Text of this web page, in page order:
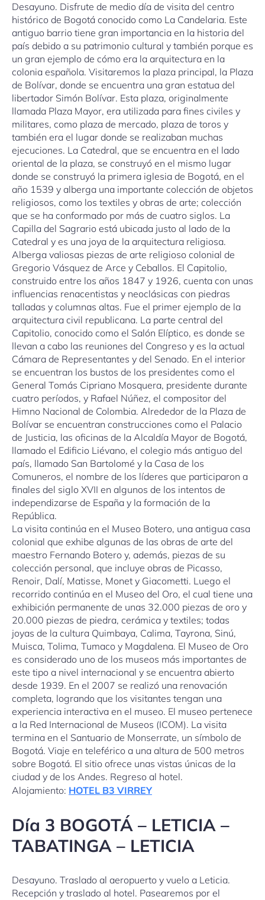
Desayuno. Disfrute de medio día de visita del centro
histórico de Bogotá conocido como La Candelaria. Este
antiguo barrio tiene gran importancia en la historia del
país debido a su patrimonio cultural y también porque es
un gran ejemplo de cómo era la arquitectura en la
colonia española. Visitaremos la plaza principal, la Plaza
de Bolívar, donde se encuentra una gran estatua del
libertador Simón Bolívar. Esta plaza, originalmente
llamada Plaza Mayor, era utilizada para fines civiles y
militares, como plaza de mercado, plaza de toros y
también era el lugar donde se realizaban muchas
ejecuciones. La Catedral, que se encuentra en el lado
oriental de la plaza, se construyó en el mismo lugar
donde se construyó la primera iglesia de Bogotá, en el
año 1539 y alberga una importante colección de objetos
religiosos, como los textiles y obras de arte; colección
que se ha conformado por más de cuatro siglos. La
Capilla del Sagrario está ubicada justo al lado de la
Catedral y es una joya de la arquitectura religiosa.
Alberga valiosas piezas de arte religioso colonial de
Gregorio Vásquez de Arce y Ceballos. El Capitolio,
construido entre los años 1847 y 1926, cuenta con unas
influencias renacentistas y neoclásicas con piedras
talladas y columnas altas. Fue el primer ejemplo de la
arquitectura civil republicana. La parte central del
Capitolio, conocido como el Salón Elíptico, es donde se
llevan a cabo las reuniones del Congreso y es la actual
Cámara de Representantes y del Senado. En el interior
se encuentran los bustos de los presidentes como el
General Tomás Cipriano Mosquera, presidente durante
cuatro períodos, y Rafael Núñez, el compositor del
Himno Nacional de Colombia. Alrededor de la Plaza de
Bolívar se encuentran construcciones como el Palacio
de Justicia, las oficinas de la Alcaldía Mayor de Bogotá,
llamado el Edificio Liévano, el colegio más antiguo del
país, llamado San Bartolomé y la Casa de los
Comuneros, el nombre de los líderes que participaron a
finales del siglo XVII en algunos de los intentos de
independizarse de España y la formación de la
República.
La visita continúa en el Museo Botero, una antigua casa
colonial que exhibe algunas de las obras de arte del
maestro Fernando Botero y, además, piezas de su
colección personal, que incluye obras de Picasso,
Renoir, Dalí, Matisse, Monet y Giacometti. Luego el
recorrido continúa en el Museo del Oro, el cual tiene una
exhibición permanente de unas 32.000 piezas de oro y
20.000 piezas de piedra, cerámica y textiles; todas
joyas de la cultura Quimbaya, Calima, Tayrona, Sinú,
Muisca, Tolima, Tumaco y Magdalena. El Museo de Oro
es considerado uno de los museos más importantes de
este tipo a nivel internacional y se encuentra abierto
desde 1939. En el 2007 se realizó una renovación
completa, logrando que los visitantes tengan una
experiencia interactiva en el museo. El museo pertenece
a la Red Internacional de Museos (ICOM). La visita
termina en el Santuario de Monserrate, un símbolo de
Bogotá. Viaje en teleférico a una altura de 500 metros
sobre Bogotá. El sitio ofrece unas vistas únicas de la
ciudad y de los Andes. Regreso al hotel.
Alojamiento: HOTEL B3 VIRREY
Día 3 BOGOTÁ – LETICIA –
TABATINGA – LETICIA
Desayuno. Traslado al aeropuerto y vuelo a Leticia.
Recepción y traslado al hotel. Pasearemos por el